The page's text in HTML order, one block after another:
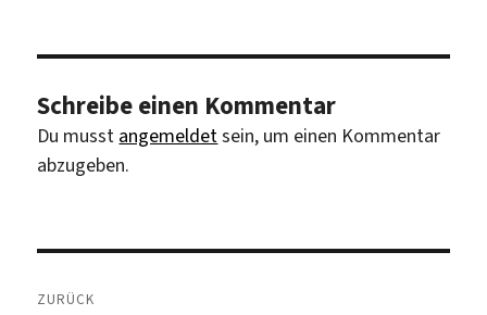
Schreibe einen Kommentar
Du musst angemeldetsein, um einen Kommentar
abzugeben.
Beitragsnavigation
ZURÜCK